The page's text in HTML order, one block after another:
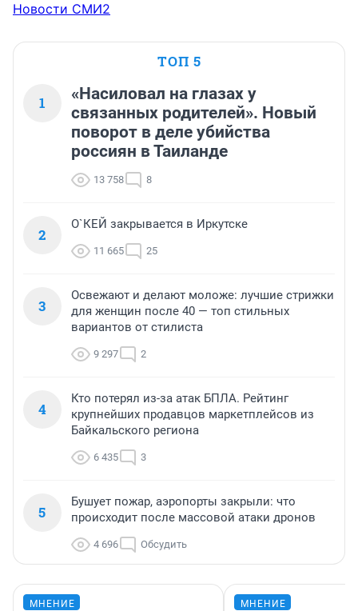
Новости СМИ2
ТОП 5
1
«Насиловал на глазах у
связанных родителей». Новый
поворот в деле убийства
россиян в Таиланде
13 758 8
2
О`КЕЙ закрывается в Иркутске
11 665 25
3
Освежают и делают моложе: лучшие стрижки
для женщин после 40 — топ стильных
вариантов от стилиста
9 297 2
4
Кто потерял из-за атак БПЛА. Рейтинг
крупнейших продавцов маркетплейсов из
Байкальского региона
6 435 3
5
Бушует пожар, аэропорты закрыли: что
происходит после массовой атаки дронов
4 696 Обсудить
МНЕНИЕ МНЕНИЕ